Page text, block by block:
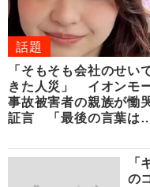
話題
「そもそも会社のせい
きた人災」 イオンモ
事故被害者の親族が慟
証言 「最後の言葉は…
「
の